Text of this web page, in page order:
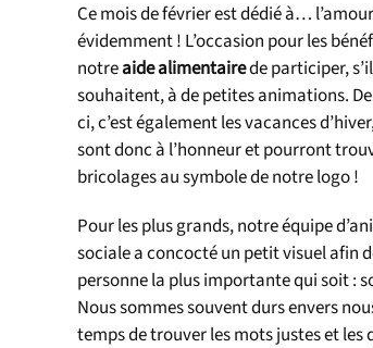
Ce mois de février est dédié à…
évidemment ! L’occasion pour les
notreaide alimentairede participer,
souhaitent, à de petites animations.
ci, c’est également les vacances
sont donc à l’honneur et pourront
bricolages au symbole de notre logo !
Pour les plus grands, notre équipe
sociale a concocté un petit visuel afin
personne la plus importante qui soit :
Nous sommes souvent durs envers
temps de trouver les mots justes et les